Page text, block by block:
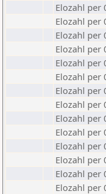
Elozahl per
Elozahl per
Elozahl per
Elozahl per
Elozahl per
Elozahl per
Elozahl per
Elozahl per
Elozahl per
Elozahl per
Elozahl per
Elozahl per
Elozahl per
Elozahl per